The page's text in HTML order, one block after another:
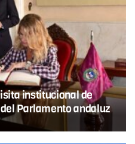
institucional de
Parlamento andaluz